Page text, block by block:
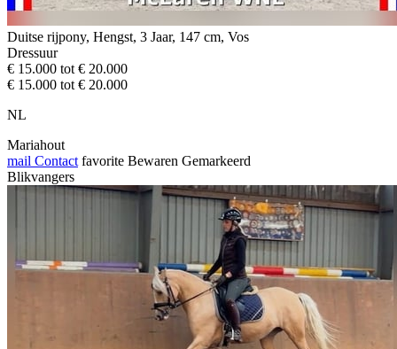
Duitse rijpony, Hengst, 3 Jaar, 147 cm, Vos
Dressuur
€ 15.000 tot € 20.000
€ 15.000 tot € 20.000
NL
Mariahout
mail Contact favorite Bewaren Gemarkeerd
Blikvangers